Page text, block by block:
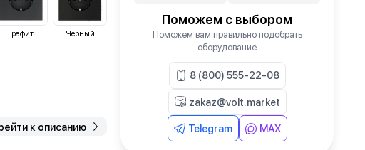
Графит Черный
к описанию
Поможем с выбором
Поможем вам правильно подобрать
оборудование
8 (800) 555-22-08
zakaz@volt.market
Telegram MAX